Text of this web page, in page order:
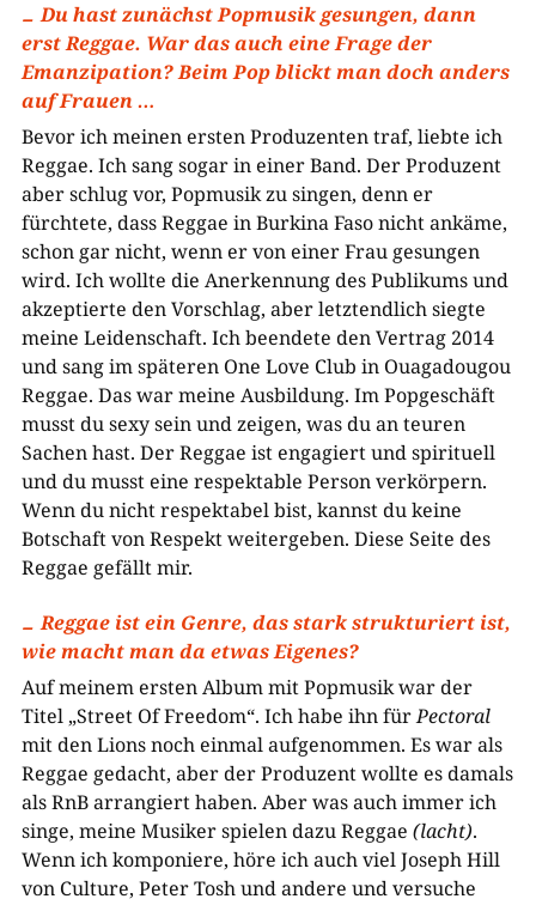
Du hast zunächst Popmusik gesungen, dann
erst Reggae. War das auch eine Frage der
Emanzipation? Beim Pop blickt man doch anders
auf Frauen …
Bevor ich meinen ersten Produzenten traf, liebte ich
Reggae. Ich sang sogar in einer Band. Der Produzent
aber schlug vor, Popmusik zu singen, denn er
fürchtete, dass Reggae in Burkina Faso nicht ankäme,
schon gar nicht, wenn er von einer Frau gesungen
wird. Ich wollte die Anerkennung des Publikums und
akzeptierte den Vorschlag, aber letztendlich siegte
meine Leidenschaft. Ich beendete den Vertrag 2014
und sang im späteren One Love Club in Ouagadougou
Reggae. Das war meine Ausbildung. Im Popgeschäft
musst du sexy sein und zeigen, was du an teuren
Sachen hast. Der Reggae ist engagiert und spirituell
und du musst eine respektable Person verkörpern.
Wenn du nicht respektabel bist, kannst du keine
Botschaft von Respekt weitergeben. Diese Seite des
Reggae gefällt mir.
Reggae ist ein Genre, das stark strukturiert ist,
wie macht man da etwas Eigenes?
Auf meinem ersten Album mit Popmusik war der
Titel „Street Of Freedom“. Ich habe ihn fürPectoral
mit den Lions noch einmal aufgenommen. Es war als
Reggae gedacht, aber der Produzent wollte es damals
als RnB arrangiert haben. Aber was auch immer ich
singe, meine Musiker spielen dazu Reggae (lacht).
Wenn ich komponiere, höre ich auch viel Joseph Hill
von Culture, Peter Tosh und andere und versuche